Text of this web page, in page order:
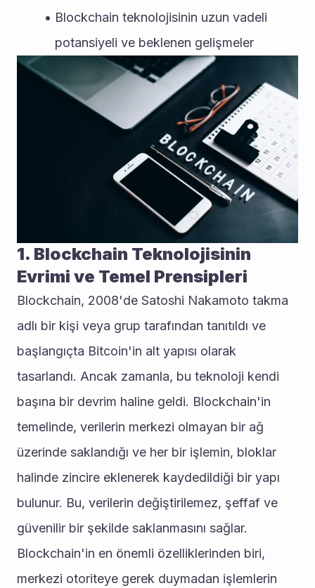
Blockchain teknolojisinin uzun vadeli
potansiyeli ve beklenen gelişmeler
1. Blockchain Teknolojisinin
Evrimi ve Temel Prensipleri
Blockchain, 2008'de Satoshi Nakamoto takma
adlı bir kişi veya grup tarafından tanıtıldı ve
başlangıçta Bitcoin'in alt yapısı olarak
tasarlandı. Ancak zamanla, bu teknoloji kendi
başına bir devrim haline geldi. Blockchain'in
temelinde, verilerin merkezi olmayan bir ağ
üzerinde saklandığı ve her bir işlemin, bloklar
halinde zincire eklenerek kaydedildiği bir yapı
bulunur. Bu, verilerin değiştirilemez, şeffaf ve
güvenilir bir şekilde saklanmasını sağlar.
Blockchain'in en önemli özelliklerinden biri,
merkezi otoriteye gerek duymadan işlemlerin